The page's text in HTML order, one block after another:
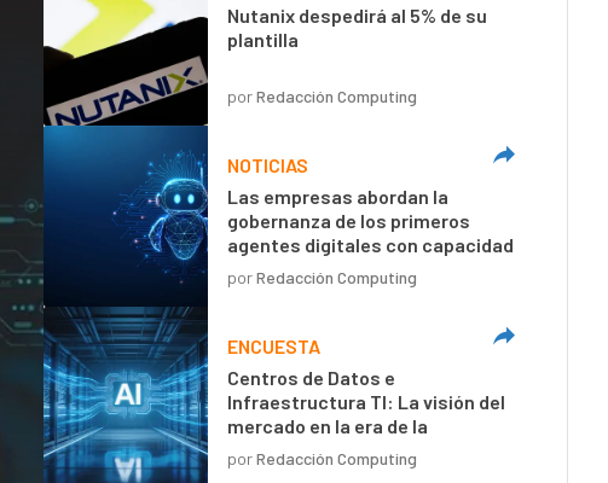
Nutanix despedirá al 5% de su
plantilla
porRedacción Computing
NOTICIAS
Las empresas abordan la
gobernanza de los primeros
agentes digitales con capacidad
de decisión autónoma
porRedacción Computing
ENCUESTA
Centros de Datos e
Infraestructura TI: La visión del
mercado en la era de la
inteligencia artificial
porRedacción Computing